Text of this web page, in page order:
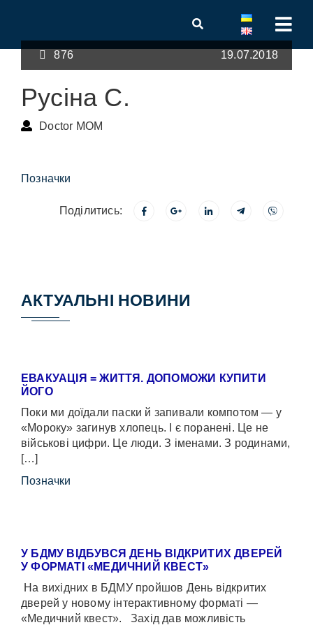
876 19.07.2018
Русіна С.
Doctor MOM
Позначки
Поділитись:
АКТУАЛЬНІ НОВИНИ
ЕВАКУАЦІЯ = ЖИТТЯ. ДОПОМОЖИ КУПИТИ
ЙОГО
Поки ми доїдали паски й запивали компотом — у
«Мороку» загинув хлопець. І є поранені. Це не
військові цифри. Це люди. З іменами. З родинами,
[…]
Позначки
У БДМУ ВІДБУВСЯ ДЕНЬ ВІДКРИТИХ ДВЕРЕЙ
У ФОРМАТІ «МЕДИЧНИЙ КВЕСТ»
На вихідних в БДМУ пройшов День відкритих
дверей у новому інтерактивному форматі —
«Медичний квест». Захід дав можливість